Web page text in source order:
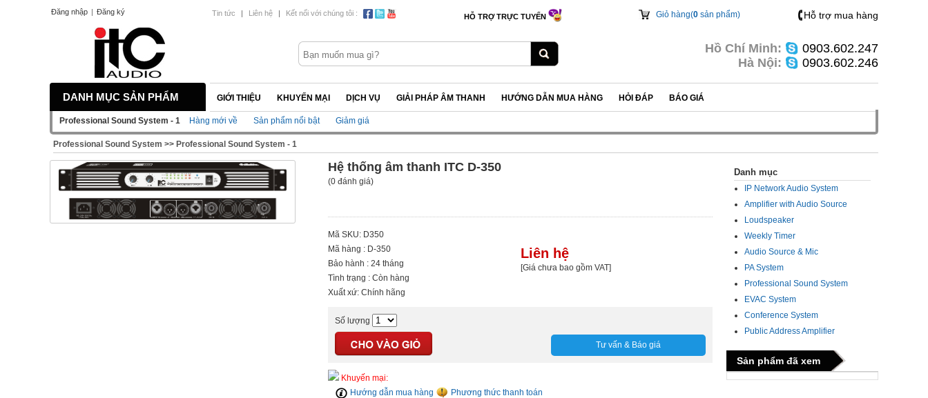
Đăng nhập | Đăng ký Tin tức | Liên hệ | Kết nối với chúng tôi : HỖ TRỢ TRỰC TUYẾN Hỗ trợ mua hàng
Hồ Chí Minh:
0903.602.247
Hà Nội:
0903.602.246
Giỏ hàng(0 sản phẩm)
DANH MỤC SẢN PHẨM GIỚI THIỆU KHUYẾN MẠI DỊCH VỤ GIẢI PHÁP ÂM THANH HƯỚNG DẪN MUA HÀNG HỎI ĐÁP BÁO GIÁ
Professional Sound System - 1 Hàng mới về Sản phẩm nổi bật Giảm giá
Professional Sound System >> Professional Sound System - 1
Hệ thống âm thanh ITC D-350
(0 đánh giá)
Mã SKU: D350
Mã hàng : D-350
Bảo hành : 24 tháng
Tình trạng : Còn hàng
Xuất xứ: Chính hãng
Liên hệ
[Giá chưa bao gồm VAT]
Số lượng
Tư vấn & Báo giá
Khuyến mại:
Hướng dẫn mua hàng
Phương thức thanh toán
Danh mục
IP Network Audio System
Amplifier with Audio Source
Loudspeaker
Weekly Timer
Audio Source & Mic
PA System
Professional Sound System
EVAC System
Conference System
Public Address Amplifier
Sản phẩm đã xem